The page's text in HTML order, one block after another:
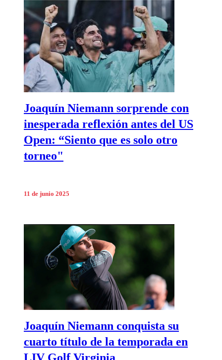
Joaquín Niemann sorprende con
inesperada reflexión antes del US
Open: “Siento que es solo otro
torneo"
11 de junio 2025
Joaquín Niemann conquista su
cuarto título de la temporada en
LIV Golf Virginia